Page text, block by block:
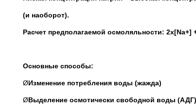
(и наоборот).
Расчет предполагаемой осмоляльности: 2х[Na+]
Основные способы:
ØИзменение потребления воды (жажда)
ØВыделение осмотически свободной воды